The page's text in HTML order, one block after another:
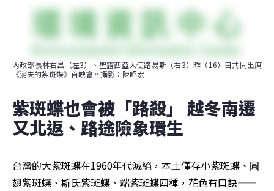
內政部長林右昌（左3）、聖露西亞大使路易斯（右3）昨（16）日共同出席
《消失的紫斑蝶》首映會。攝影：陳昭宏
紫斑蝶也會被「路殺」 越冬南遷
又北返、路途險象環生
台灣的大紫斑蝶在1960年代滅絕，本土僅存小紫斑蝶、圓
翅紫斑蝶、斯氏紫斑蝶、端紫斑蝶四種，花色有口訣——